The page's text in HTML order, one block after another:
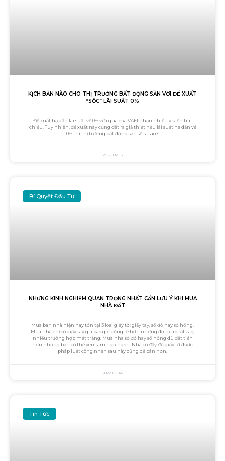
KỊCH BẢN NÀO CHO THỊ TRƯỜNG BẤT ĐỘNG SẢN VỚI ĐỀ XUẤT
“SỐC” LÃI SUẤT 0%
Đề xuất hạ dần lãi suất về 0% vừa qua của VAFI nhận nhiều ý kiến trái
chiều. Tuy nhiên, đề xuất này cũng đặt ra giả thiết nếu lãi suất hạ dần về
0% thì thị trường bất động sản sẽ ra sao?
2022-02-15
Bí Quyết Đầu Tư
NHỮNG KINH NGHIỆM QUAN TRỌNG NHẤT CẦN LƯU Ý KHI MUA
NHÀ ĐẤT
Mua bán nhà hiện nay tồn tại 3 loại giấy tờ: giấy tay, sổ đỏ hay sổ hồng.
Mua nhà chỉ có giấy tay giá bao giờ cũng rẻ hơn nhưng độ rủi ro rất cao,
nhiều trường hợp mất trắng. Mua nhà sổ đỏ hay sổ hồng dù đắt tiền
hơn nhưng bạn có thể yên tâm ngủ ngon. Nhà có đầy đủ giấy tờ được
pháp luật công nhận sau này cũng dễ bán hơn.
2022-02-14
Tin Tức